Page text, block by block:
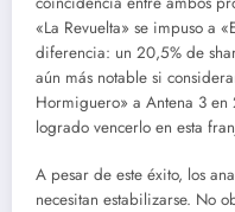
«La Revuelta» se impuso a
diferencia: un 20,5% de
aún más notable si
Hormiguero» a Antena 3
logrado vencerlo en esta
A pesar de este éxito, los
necesitan estabilizarse. No